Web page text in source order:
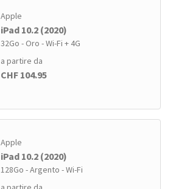
Apple
iPad 10.2 (2020)
32Go - Oro - Wi-Fi + 4G
a partire da
CHF 104.95
Apple
iPad 10.2 (2020)
128Go - Argento - Wi-Fi